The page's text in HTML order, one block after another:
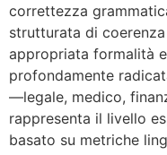
correttezza
strutturata di
appropriata formalità
profondamente
—legale, medico,
rappresenta il livello
basato su metriche